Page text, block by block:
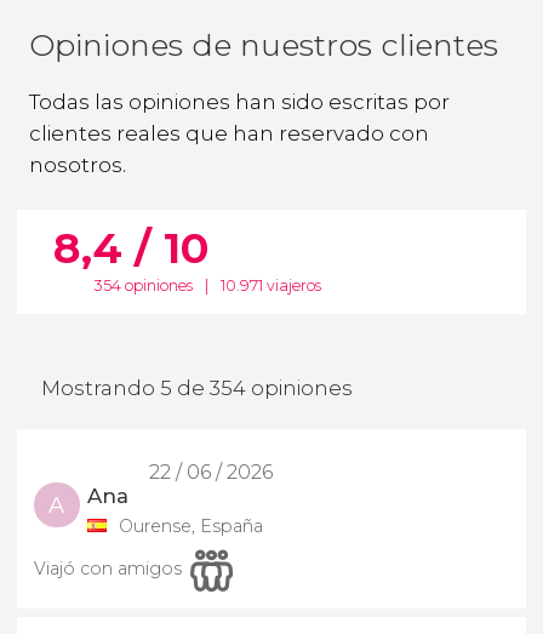
Opiniones de nuestros clientes
Todas las opiniones han sido escritas por
clientes reales que han reservado con
nosotros.
8,4 / 10
354 opiniones 10.971 viajeros
Mostrando 5 de 354 opiniones
22 / 06 / 2026
A Ana
Ourense, España
Viajó con amigos